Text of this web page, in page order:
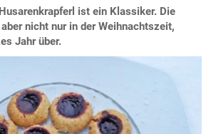
ist ein Klassiker. Die
nicht nur in der Weihnachtszeit,
Jahr über.